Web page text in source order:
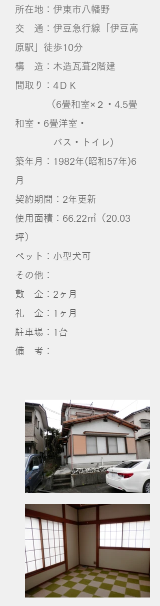
所在地：伊東市八幡野
交 通：伊豆急行線「伊豆高
原駅」徒歩10分
構 造：木造瓦葺2階建
間取り：4ＤＫ
（6畳和室×２・4.5畳
和室・6畳洋室・
バス・トイレ)
築年月：1982年(昭和57年)6
月
契約期間：2年更新
使用面積：66.22㎡（20.03
坪）
ペット：小型犬可
その他：
敷 金：2ヶ月
礼 金：1ヶ月
​駐車場：1台
備 考：